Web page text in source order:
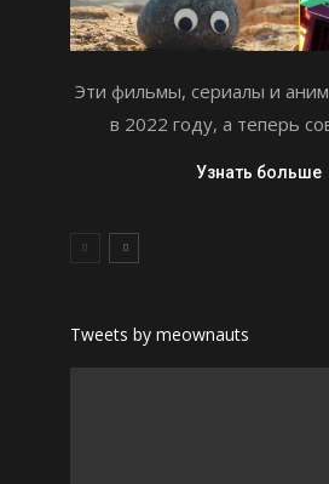
Эти фильмы, сериалы и
в 2022 году, а теперь
Узнать больше
Tweets by meownauts